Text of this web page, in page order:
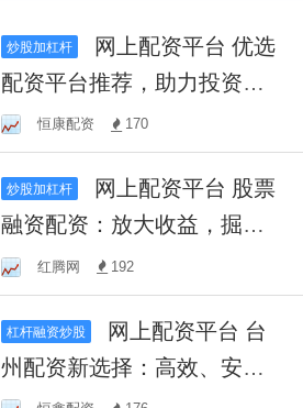
炒股加杠杆
配资平台推荐，助力投资升
级，开启您的财富增长之
旅！
恒康配资 170
炒股加杠杆
融资配资：放大收益，掘金
股市！
红腾网 192
杠杆融资炒股
州配资新选择：高效、安